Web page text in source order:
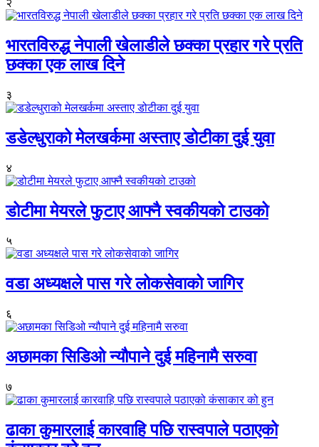
२
भारतविरुद्ध नेपाली खेलाडीले छक्का प्रहार गरे प्रति
छक्का एक लाख दिने
३
डडेल्धुराको मेलखर्कमा अस्ताए डोटीका दुई युवा
४
डोटीमा मेयरले फुटाए आफ्नै स्वकीयको टाउको
५
वडा अध्यक्षले पास गरे लोकसेवाको जागिर
६
अछामका सिडिओ न्यौपाने दुई महिनामै सरुवा
७
ढाका कुमारलाई कारवाहि पछि रास्वपाले पठाएको